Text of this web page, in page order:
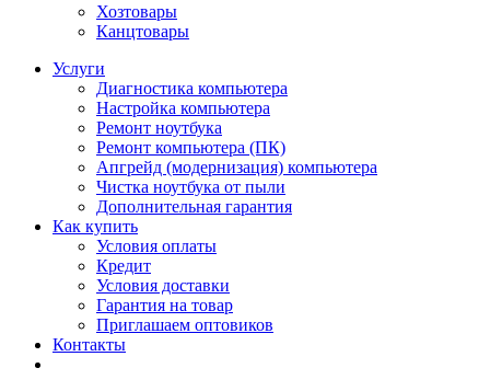
Хозтовары
Канцтовары
Услуги
Диагностика компьютера
Настройка компьютера
Ремонт ноутбука
Ремонт компьютера (ПК)
Апгрейд (модернизация) компьютера
Чистка ноутбука от пыли
Дополнительная гарантия
Как купить
Условия оплаты
Кредит
Условия доставки
Гарантия на товар
Приглашаем оптовиков
Контакты